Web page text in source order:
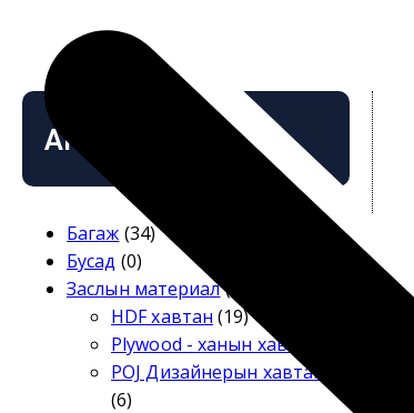
АНГИЛАЛ
Багаж (34)
Бусад (0)
Заслын материал(133)
HDF хавтан (19)
Plywood - ханын хавтан
POJ Дизайнерын хавтан
(6)